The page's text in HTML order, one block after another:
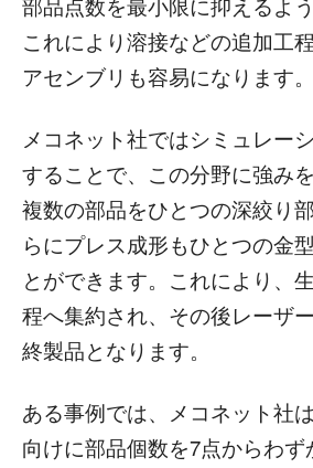
これにより溶接などの追加工
アセンブリも容易になります。
メコネット社ではシミュレー
することで、この分野に強み
複数の部品をひとつの深絞り
らにプレス成形もひとつの金
とができます。これにより、
程へ集約され、その後レーザ
終製品となります。
ある事例では、メコネット社
向けに部品個数を7点からわず